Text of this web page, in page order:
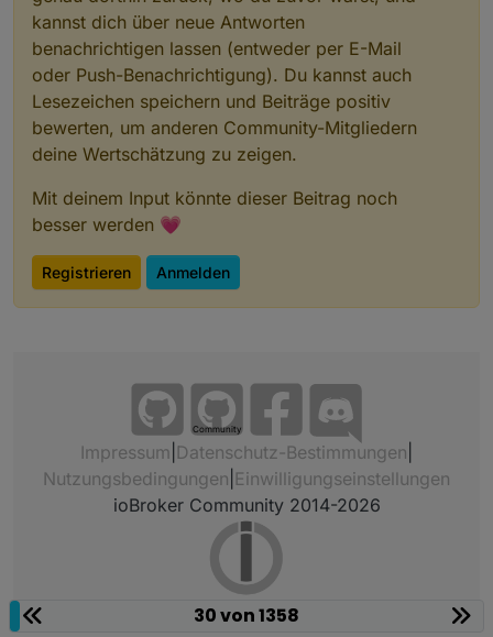
kannst dich über neue Antworten
benachrichtigen lassen (entweder per E-Mail
oder Push-Benachrichtigung). Du kannst auch
Lesezeichen speichern und Beiträge positiv
bewerten, um anderen Community-Mitgliedern
deine Wertschätzung zu zeigen.
Mit deinem Input könnte dieser Beitrag noch
besser werden 💗
Registrieren Anmelden
Community
Impressum Datenschutz-Bestimmungen
Nutzungsbedingungen Einwilligungseinstellungen
ioBroker Community 2014-2026
30 von 1358